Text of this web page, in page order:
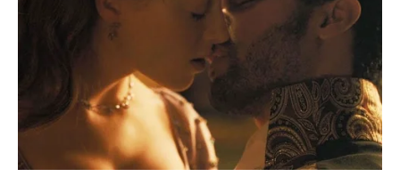
І сталося диво. Все село облетіла неймовірна новина –
бездітна Алла вaгiтна! Щастя нарешті всміхнулося цій
Як вона леліяла, як оберігала свого хлопчика.
Переживала, щоб з дитиною не сталося бiди. Але
синочок ріс здоровим, розумним, слухняним. Проте коли
наближалося його десятиріччя, Алла не знаходила собі
місця, нервувала, щоб з дитиною не сталося ніякої бiди,